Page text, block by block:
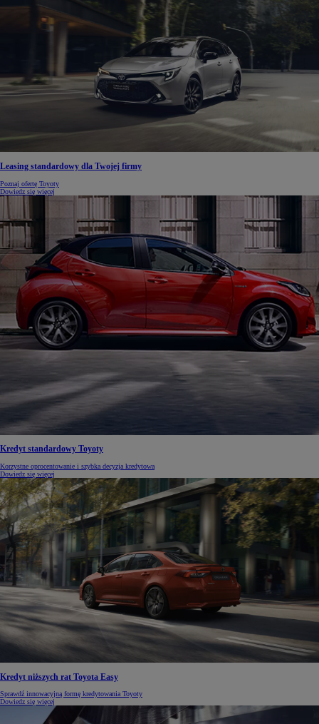
Leasing standardowy dla Twojej firmy
Poznaj ofertę Toyoty
Dowiedz się więcej
Kredyt standardowy Toyoty
Korzystne oprocentowanie i szybka decyzja kredytowa
Dowiedz się więcej
Kredyt niższych rat Toyota Easy
Sprawdź innowacyjną formę kredytowania Toyoty
Dowiedz się więcej